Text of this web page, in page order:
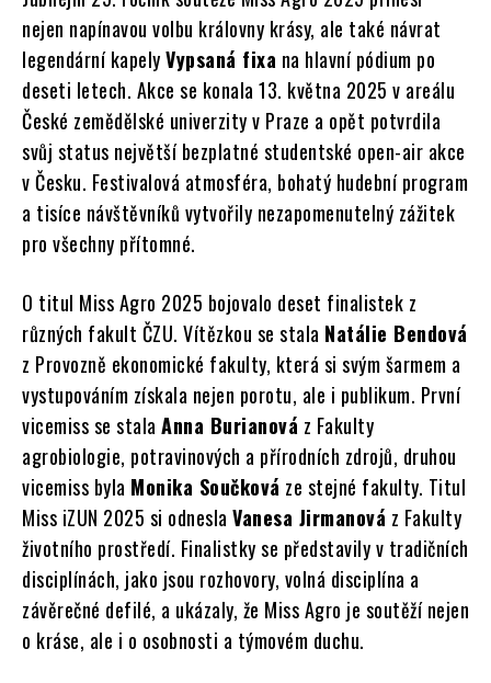
nejen napínavou volbu královny krásy, ale také návrat
legendární kapelyVypsaná fixa na hlavní pódium po
deseti letech. Akce se konala 13. května 2025 v areálu
České zemědělské univerzity v Praze a opět potvrdila
svůj status největší bezplatné studentské open-air akce
v Česku. Festivalová atmosféra, bohatý hudební program
a tisíce návštěvníků vytvořily nezapomenutelný zážitek
pro všechny přítomné.
O titul Miss Agro 2025 bojovalo deset finalistek z
různých fakult ČZU. Vítězkou se stala Natálie Bendová
z Provozně ekonomické fakulty, která si svým šarmem a
vystupováním získala nejen porotu, ale i publikum. První
vicemiss se stala Anna Burianová z Fakulty
agrobiologie, potravinových a přírodních zdrojů, druhou
vicemiss byla Monika Součková ze stejné fakulty. Titul
Miss iZUN 2025 si odnesla Vanesa Jirmanová z Fakulty
životního prostředí. Finalistky se představily v tradičních
disciplínách, jako jsou rozhovory, volná disciplína a
závěrečné defilé, a ukázaly, že Miss Agro je soutěží nejen
o kráse, ale i o osobnosti a týmovém duchu.